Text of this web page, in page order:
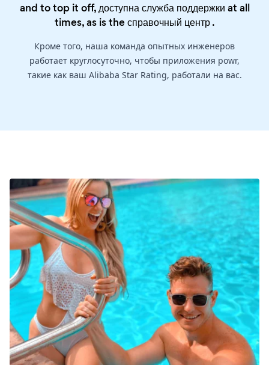
and to top it off, доступна служба поддержки at all
times, as is theсправочный центр.
Кроме того, наша команда опытных инженеров
работает круглосуточно, чтобы приложения powr,
такие как ваш Alibaba Star Rating, работали на вас.